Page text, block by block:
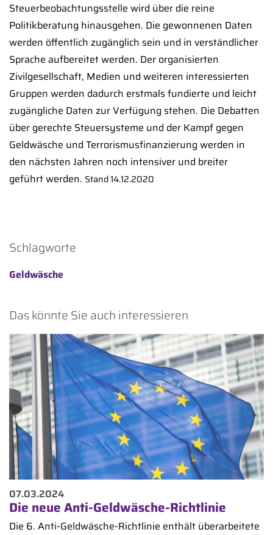
Steuerbeobachtungsstelle wird über die reine
Politikberatung hinausgehen. Die gewonnenen Daten
werden öffentlich zugänglich sein und in verständlicher
Sprache aufbereitet werden. Der organisierten
Zivilgesellschaft, Medien und weiteren interessierten
Gruppen werden dadurch erstmals fundierte und leicht
zugängliche Daten zur Verfügung stehen. Die Debatten
über gerechte Steuersysteme und der Kampf gegen
Geldwäsche und Terrorismusfinanzierung werden in
den nächsten Jahren noch intensiver und breiter
geführt werden. Stand 14.12.2020
Schlagworte
Geldwäsche
Das könnte Sie auch interessieren
07.03.2024
Die neue Anti-Geldwäsche-Richtlinie
Die 6. Anti-Geldwäsche-Richtlinie enthält überarbeitete